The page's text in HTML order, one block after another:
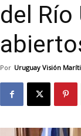
del
Por Uruguay Visión